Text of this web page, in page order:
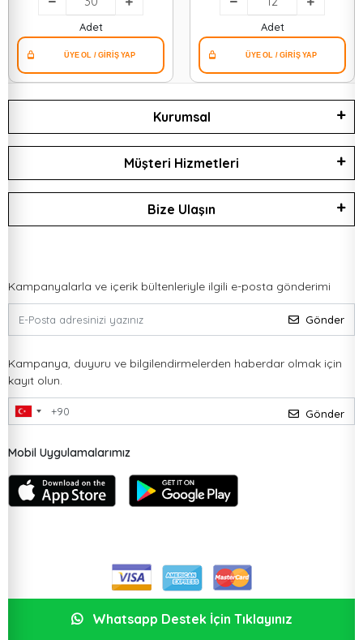
Adet
Pls.& Ahşap & Beton) Beyaz (
350kg)*12=k
Adet
Kurumsal
Müşteri Hizmetleri
Bize Ulaşın
Kampanyalarla ve içerik bültenleriyle ilgili e-posta gönderimi
Gönder
Kampanya, duyuru ve bilgilendirmelerden haberdar olmak için
kayıt olun.
Gönder
Mobil Uygulamalarımız
Whatsapp Destek İçin Tıklayınız